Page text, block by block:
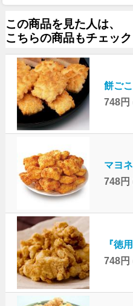
この商品を見た人は、
こちらの商品もチェッ
餅ご
748円
マヨ
748円
『徳
748円